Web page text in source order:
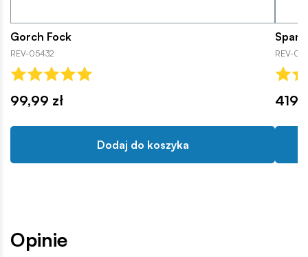
Gorch Fock
REV-05432
99,99 zł
Dodaj do koszyka
REV-
Opinie